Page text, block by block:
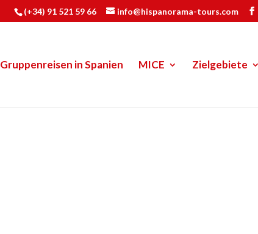
(+34) 91 521 59 66 info@hispanorama-tours.com
Gruppenreisen in Spanien MICE Zielgebiete